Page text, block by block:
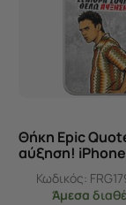
Θήκη Epic
αύξηση!
Flexible TPU
Σιλικόνη)
Κωδικός:
Άμεσα